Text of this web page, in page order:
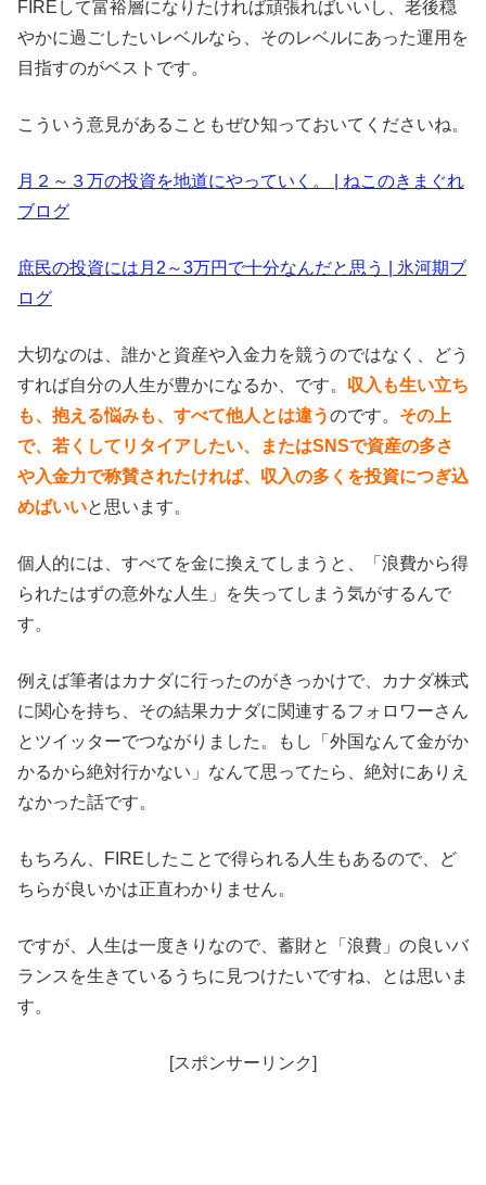
FIREして富裕層になりたければ頑張ればいいし、老後穏
やかに過ごしたいレベルなら、そのレベルにあった運用を
目指すのがベストです。
こういう意見があることもぜひ知っておいてくださいね。
月２～３万の投資を地道にやっていく。 | ねこのきまぐれ
ブログ
庶民の投資には月2～3万円で十分なんだと思う | 氷河期ブ
ログ
大切なのは、誰かと資産や入金力を競うのではなく、どう
すれば自分の人生が豊かになるか、です。 収入も生い立ち
も、抱える悩みも、すべて他人とは違うのです。 その上
で、若くしてリタイアしたい、またはSNSで資産の多さ
や入金力で称賛されたければ、収入の多くを投資につぎ込
めばいいと思います。
個人的には、すべてを金に換えてしまうと、「浪費から得
られたはずの意外な人生」を失ってしまう気がするんで
す。
例えば筆者はカナダに行ったのがきっかけで、カナダ株式
に関心を持ち、その結果カナダに関連するフォロワーさん
とツイッターでつながりました。もし「外国なんて金がか
かるから絶対行かない」なんて思ってたら、絶対にありえ
なかった話です。
もちろん、FIREしたことで得られる人生もあるので、ど
ちらが良いかは正直わかりません。
ですが、人生は一度きりなので、蓄財と「浪費」の良いバ
ランスを生きているうちに見つけたいですね、とは思いま
す。
[スポンサーリンク]